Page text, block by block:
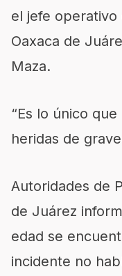
el jefe operativo
Oaxaca de
Maza.
“Es lo único
heridas de
Autoridades de
de Juárez
edad se
incidente no